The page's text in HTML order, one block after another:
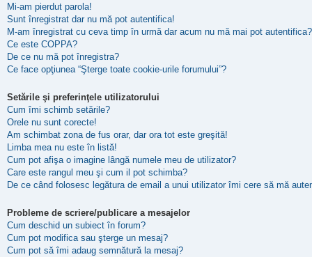
Mi-am pierdut parola!
Sunt înregistrat dar nu mă pot autentifica!
M-am înregistrat cu ceva timp în urmă dar acum nu mă mai pot
Ce este COPPA?
De ce nu mă pot înregistra?
Ce face opţiunea “Şterge toate cookie-urile forumului”?
Setările şi preferinţele utilizatorului
Cum îmi schimb setările?
Orele nu sunt corecte!
Am schimbat zona de fus orar, dar ora tot este greşită!
Limba mea nu este în listă!
Cum pot afişa o imagine lângă numele meu de utilizator?
Care este rangul meu şi cum il pot schimba?
De ce când folosesc legătura de email a unui utilizator îmi cere să mă
Probleme de scriere/publicare a mesajelor
Cum deschid un subiect în forum?
Cum pot modifica sau şterge un mesaj?
Cum pot să îmi adaug semnătură la mesaj?